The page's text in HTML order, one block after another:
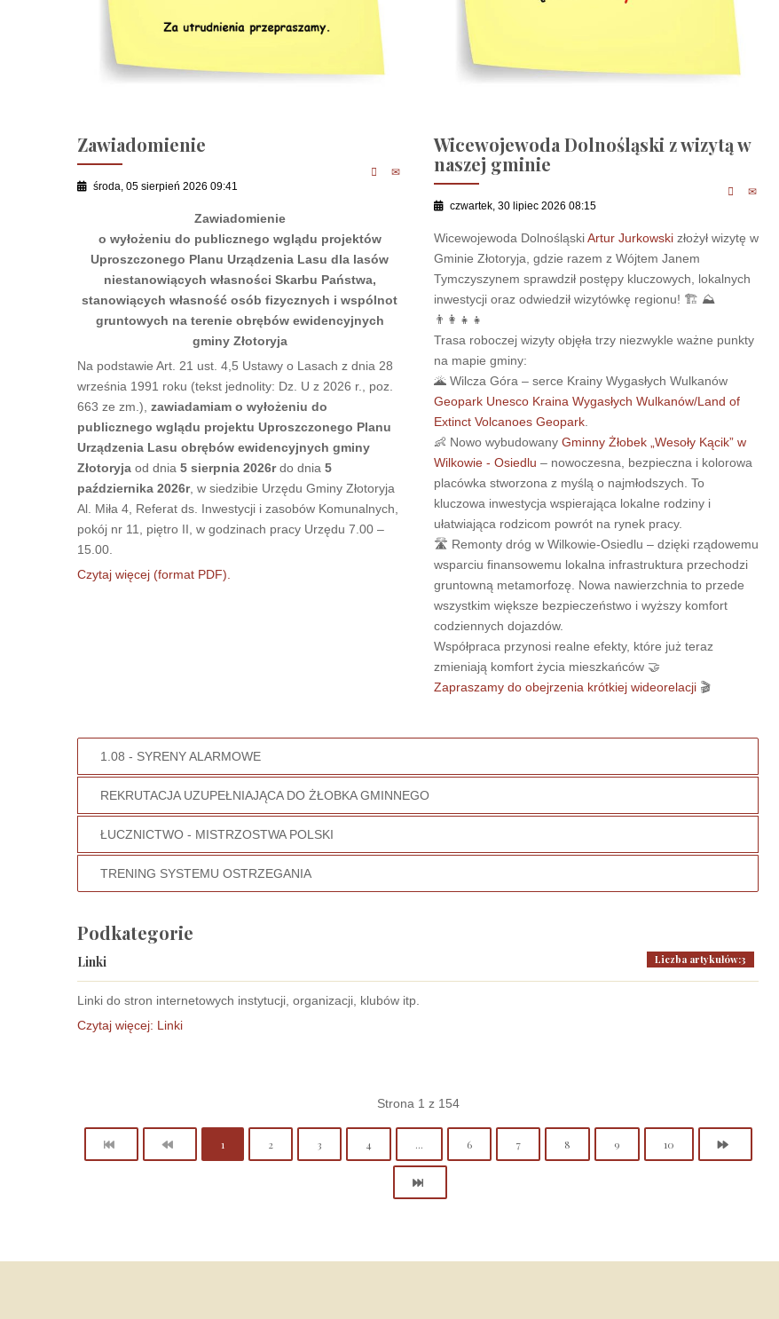
Zawiadomienie
środa, 05 sierpień 2026 09:41
Zawiadomienie
o wyłożeniu do publicznego wglądu projektów
Uproszczonego Planu Urządzenia Lasu dla lasów
niestanowiących własności Skarbu Państwa,
stanowiących własność osób fizycznych i wspólnot
gruntowych na terenie obrębów ewidencyjnych
gminy Złotoryja
Na podstawie Art. 21 ust. 4,5 Ustawy o Lasach z dnia 28
września 1991 roku (tekst jednolity: Dz. U z 2026 r., poz.
663 ze zm.), zawiadamiam o wyłożeniu do
publicznego wglądu projektu Uproszczonego Planu
Urządzenia Lasu obrębów ewidencyjnych gminy
Złotoryja od dnia 5 sierpnia 2026rdo dnia 5
października 2026r, w siedzibie Urzędu Gminy Złotoryja
Al. Miła 4, Referat ds. Inwestycji i zasobów Komunalnych,
pokój nr 11, piętro II, w godzinach pracy Urzędu 7.00 –
15.00.
Czytaj więcej (format PDF).
Wicewojewoda Dolnośląski z wizytą w
naszej gminie
czwartek, 30 lipiec 2026 08:15
Wicewojewoda DolnośląskiArtur Jurkowskizłożył wizytę w
Gminie Złotoryja, gdzie razem z Wójtem Janem
Tymczyszynem sprawdził postępy kluczowych, lokalnych
inwestycji oraz odwiedził wizytówkę regionu! 🏗 ⛰
👨‍👩‍👧‍👧
Trasa roboczej wizyty objęła trzy niezwykle ważne punkty
na mapie gminy:
🌋 Wilcza Góra – serce Krainy Wygasłych Wulkanów
Geopark Unesco Kraina Wygasłych Wulkanów/Land of
Extinct Volcanoes Geopark.
👶 Nowo wybudowany Gminny Żłobek „Wesoły Kącik” w
Wilkowie - Osiedlu – nowoczesna, bezpieczna i kolorowa
placówka stworzona z myślą o najmłodszych. To
kluczowa inwestycja wspierająca lokalne rodziny i
ułatwiająca rodzicom powrót na rynek pracy.
🛣 Remonty dróg w Wilkowie-Osiedlu – dzięki rządowemu
wsparciu finansowemu lokalna infrastruktura przechodzi
gruntowną metamorfozę. Nowa nawierzchnia to przede
wszystkim większe bezpieczeństwo i wyższy komfort
codziennych dojazdów.
Współpraca przynosi realne efekty, które już teraz
zmieniają komfort życia mieszkańców 🤝
Zapraszamy do obejrzenia krótkiej wideorelacji🎬
1.08 - SYRENY ALARMOWE
REKRUTACJA UZUPEŁNIAJĄCA DO ŻŁOBKA GMINNEGO
ŁUCZNICTWO - MISTRZOSTWA POLSKI
TRENING SYSTEMU OSTRZEGANIA
Podkategorie
Linki Liczba artykułów:3
Linki do stron internetowych instytucji, organizacji, klubów itp.
Czytaj więcej: Linki
Strona 1 z 154
1 2 3 4 ... 6 7 8 9 10